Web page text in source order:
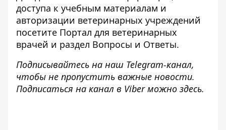
доступа к учебным материалам и
авторизации ветеринарных учреждений
посетите Портал для ветеринарных
врачей и раздел Вопросы и Ответы.
Подписывайтесь на наш Telegram-канал,
чтобы не пропустить важные новости.
Подписаться на канал в Viber можно здесь.